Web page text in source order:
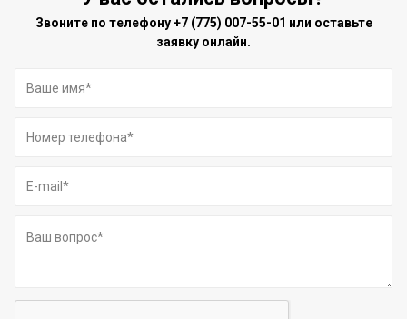
Звоните по телефону+7 (775) 007-55-01 или оставьте
заявку онлайн.